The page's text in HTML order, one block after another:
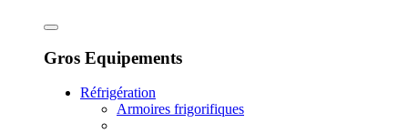
Gros Equipements
Réfrigération
Armoires frigorifiques